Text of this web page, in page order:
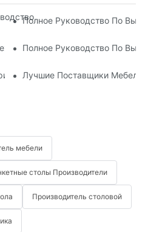
По Изготовлению
Полное Руководство По
Для Диванов-
Полное Руководство По
Гостиничной Мебели
Лучшие Поставщики Мебели
мебели
столы Производители
Производитель столовой